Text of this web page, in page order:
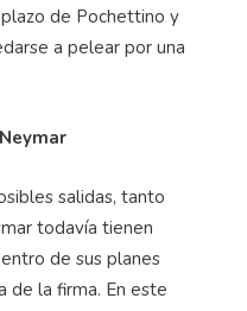
de Pochettino y
a pelear por una
salidas, tanto
todavía tienen
de sus planes
de la firma. En este